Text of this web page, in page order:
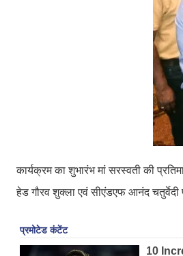
कार्यक्रम का शुभारंभ मां सरस्वती की
हेड गौरव शुक्ला एवं सीएंडएफ आनंद